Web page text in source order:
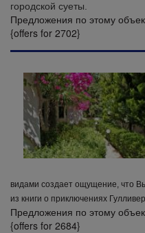
городской суеты.
Предложения по этому
{offers for 2702}
видами создает ощущение, что
из книги о приключениях
Предложения по этому
{offers for 2684}